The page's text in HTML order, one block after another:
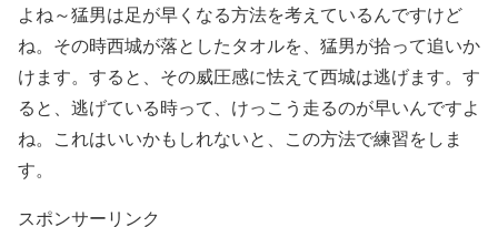
よね～猛男は足が早くなる方法を考えているんですけど
ね。その時西城が落としたタオルを、猛男が拾って追いか
けます。すると、その威圧感に怯えて西城は逃げます。す
ると、逃げている時って、けっこう走るのが早いんですよ
ね。これはいいかもしれないと、この方法で練習をしま
す。
スポンサーリンク